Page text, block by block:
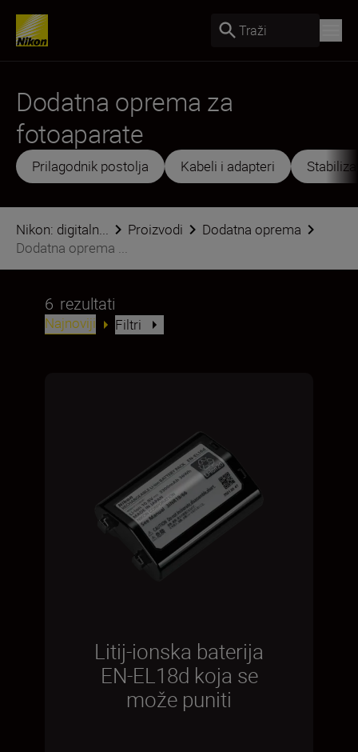
Traži
Dodatna oprema za
fotoaparate
Prilagodnik postolja Kabeli i adapteri
Nikon: digitaln... Proizvodi
Dodatna oprema
Dodatna oprema ...
6 rezultati
Najnoviji Filtri
Litij-ionska baterija
EN-EL18d koja se
može puniti